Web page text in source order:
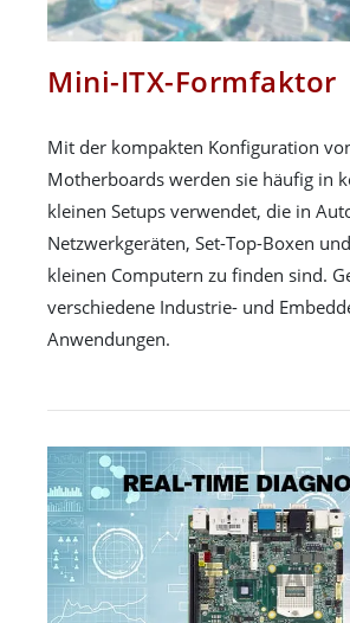
Mini-ITX-Formfaktor
Mit der kompakten Konfiguration
Motherboards werden sie häufig in
kleinen Setups verwendet, die in
Netzwerkgeräten, Set-Top-Boxen
kleinen Computern zu finden sind.
verschiedene Industrie- und
Anwendungen.